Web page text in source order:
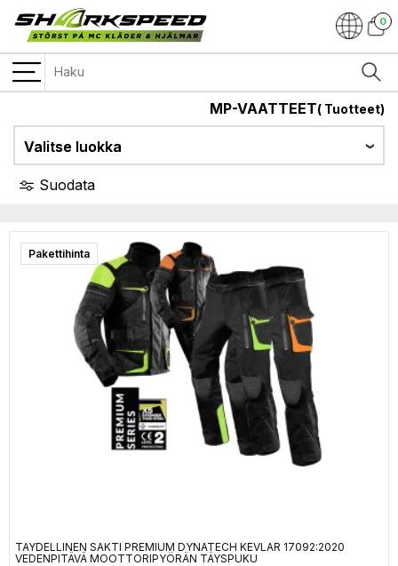
0
MP-VAATTEET( Tuotteet)
Valitse luokka
Suodata
Pakettihinta
TÄYDELLINEN SAKTI PREMIUM DYNATECH KEVLAR 17092:2020
VEDENPITÄVÄ MOOTTORIPYÖRÄN TÄYSPUKU